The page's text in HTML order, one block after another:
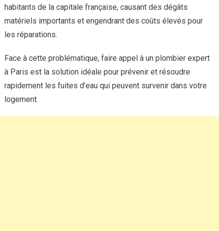
habitants de la capitale française, causant des dégâts
matériels importants et engendrant des coûts élevés pour
les réparations.
Face à cette problématique, faire appel à un plombier expert
à Paris est la solution idéale pour prévenir et résoudre
rapidement les fuites d’eau qui peuvent survenir dans votre
logement.